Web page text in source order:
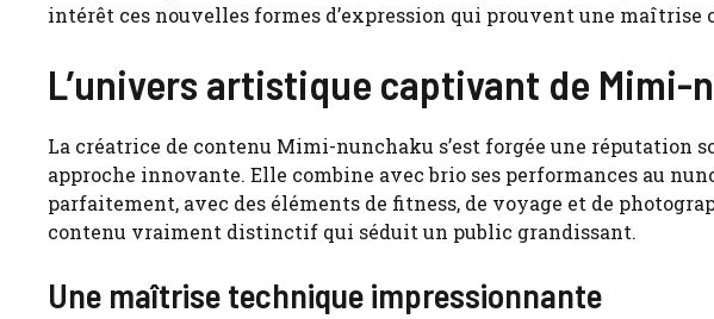
intérêt ces nouvelles formes d’expression qui prouvent une maîtrise
L’univers artistique captivant de Mimi-
La créatrice de contenu Mimi-nunchaku s’est forgée une réputation
approche innovante. Elle combine avec brio ses performances au
parfaitement, avec des éléments de fitness, de voyage et de
contenu vraiment distinctif qui séduit un public grandissant.
Une maîtrise technique impressionnante